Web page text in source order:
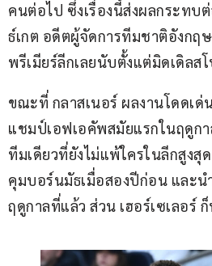
คนต่อไป ซึ่งเรื่องนี้ส่งผลกระทบต่
ธ์เกต อดีตผู้จัดการทีมชาติอังกฤ
พรีเมียร์ลีกเลยนับตั้งแต่มิดเดิล
ขณะที่ กลาสเนอร์ ผลงานโดดเด่
แชมป์เอฟเอคัพสมัยแรกในฤดูก
ทีมเดียวที่ยังไม่แพ้ใครในลีกสูงสุ
คุมบอร์นมัธเมื่อสองปีก่อน และ
ฤดูกาลที่แล้ว ส่วน เฮอร์เซเลอร์